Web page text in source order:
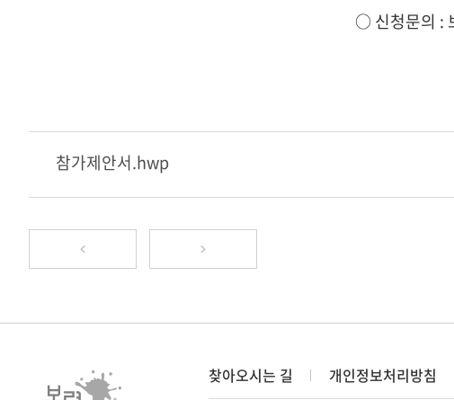
○ 신청문의 :
참가제안서.hwp
찾아오시는 길 개인정보처리방침